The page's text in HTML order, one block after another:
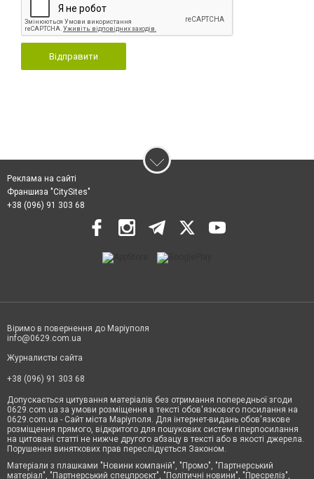
Відправити
Реклама на сайті
Франшиза "CitySites"
+38 (096) 91 303 68
Віримо в повернення до Маріуполя
info@0629.com.ua
Журналисты сайта
+38 (096) 91 303 68
Допускається цитування матеріалів без отримання попередньої згоди
0629.com.ua за умови розміщення в тексті обов'язкового посилання на
0629.com.ua - Сайт міста Маріуполя. Для інтернет-видань обов'язкове
розміщення прямого, відкритого для пошукових систем гіперпосилання
на цитовані статті не нижче другого абзацу в тексті або в якості джерела.
Порушення виняткових прав переслідується Законом.
Матеріали з плашками "Новини компаній", "Промо", "Партнерський
матеріал", "Партнерський спецпроєкт", "Політичні новини", "Пресреліз",